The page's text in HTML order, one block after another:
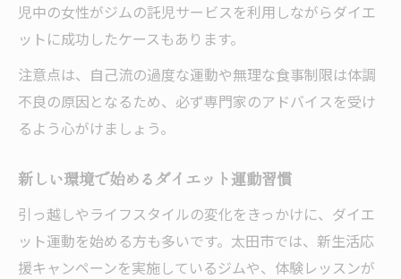
児中の女性がジムの託児サービスを利用しながらダイエ
ットに成功したケースもあります。
注意点は、自己流の過度な運動や無理な食事制限は体調
不良の原因となるため、必ず専門家のアドバイスを受け
るよう心がけましょう。
新しい環境で始めるダイエット運動習慣
引っ越しやライフスタイルの変化をきっかけに、ダイエ
ット運動を始める方も多いです。太田市では、新生活応
援キャンペーンを実施しているジムや、体験レッスンが